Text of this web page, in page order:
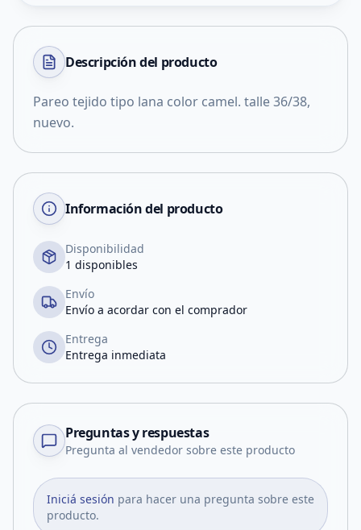
Descripción del producto
Pareo tejido tipo lana color camel. talle 36/38,
nuevo.
Información del producto
Disponibilidad
1 disponibles
Envío
Envío a acordar con el comprador
Entrega
Entrega inmediata
Preguntas y respuestas
Pregunta al vendedor sobre este producto
Iniciá sesión para hacer una pregunta sobre este
producto.